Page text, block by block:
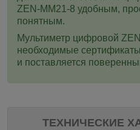
ZEN-MM21-8 удобным,
понятным.
Мультиметр цифровой
необходимые
и поставляется
ТЕХНИЧЕСКИЕ